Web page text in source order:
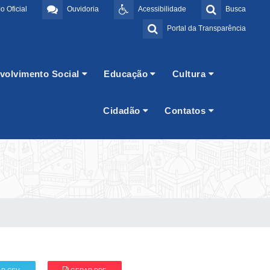
Busca
Acessibilidade
Ouvidoria
Oficial
Portal da Transparência
Social Educação Cultura
Cidadão Contatos